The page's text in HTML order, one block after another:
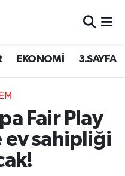
EKONOMİ 3.SAYFA
Fair Play
ev sahipliği
Haritası
ve Fikstür